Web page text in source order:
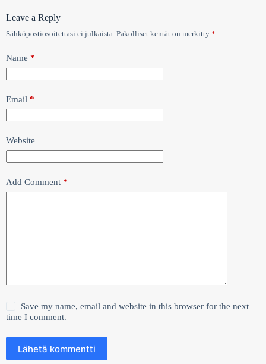
Leave a Reply
Sähköpostiosoitettasi ei julkaista. Pakolliset kentät on merkitty *
Name *
Email *
Website
Add Comment *
Save my name, email and website in this browser for the next
time I comment.
Lähetä kommentti